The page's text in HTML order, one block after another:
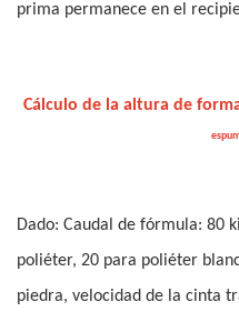
prima permanece en el
Cálculo de la altura de
Dado: Caudal de fórmula: 80
poliéter, 20 para poliéter
piedra, velocidad de la cinta